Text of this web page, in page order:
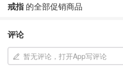
戒指 的全部促销商品
评论
暂无评论，打开App写评论